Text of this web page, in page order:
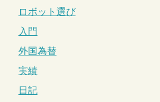
ロボット選び
入門
外国為替
実績
日記